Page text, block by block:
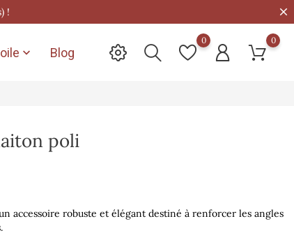
!
 Blog
0 0
poli
accessoire robuste et élégant destiné à renforcer les angles